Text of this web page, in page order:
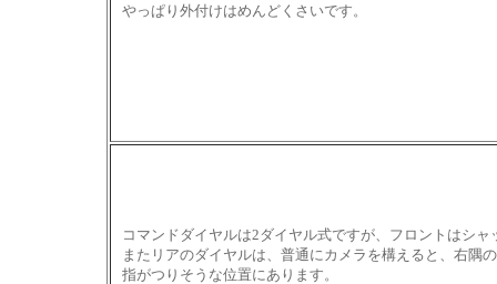
やっぱり外付けはめんどくさいです。
コマンドダイヤルは2ダイヤル式ですが、フロントはシ
またリアのダイヤルは、普通にカメラを構えると、右隅
指がつりそうな位置にあります。